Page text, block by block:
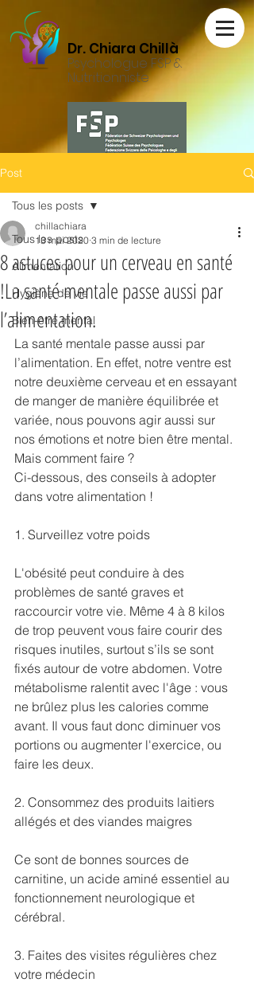
Dr. Chiara Chillà
Psychologue FSP &
Nutritionniste
Post
Tous les posts
Alimentation
Hygiène de vie
Bien-être mental
Tous les posts
8 astuces pour un cerveau en santé
!La santé mentale passe aussi par
l’alimentation.
chillachiara
13 mai 2020 3 min de lecture
La santé mentale passe aussi par
l’alimentation. En effet, notre ventre est
notre deuxième cerveau et en essayant
de manger de manière équilibrée et
variée, nous pouvons agir aussi sur
nos émotions et notre bien être mental.
Mais comment faire ?
Ci-dessous, des conseils à adopter
dans votre alimentation !
1. Surveillez votre poids
L'obésité peut conduire à des
problèmes de santé graves et
raccourcir votre vie. Même 4 à 8 kilos
de trop peuvent vous faire courir des
risques inutiles, surtout s’ils se sont
fixés autour de votre abdomen. Votre
métabolisme ralentit avec l'âge : vous
ne brûlez plus les calories comme
avant. Il vous faut donc ­diminuer vos
portions ou augmenter l'exercice, ou
faire les deux.
2. Consommez des produits laitiers
allégés et des viandes maigres
Ce sont de bonnes sources de
carnitine, un acide aminé essentiel au
fonctionnement neurologique et
cérébral.
3. Faites des visites régulières chez
votre médecin